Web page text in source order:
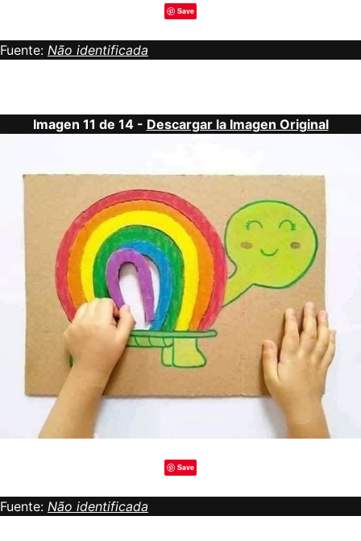
Save
Fuente: Não identificada
Imagen 11 de 14 - Descargar la Imagen Original
Save
Fuente: Não identificada